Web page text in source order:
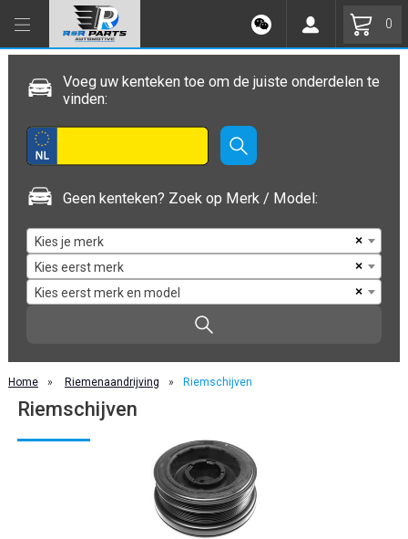
0
Voeg uw kenteken toe om de juiste onderdelen te
vinden:
Geen kenteken? Zoek op Merk / Model:
×
Kies je merk
×
Kies eerst merk
×
Kies eerst merk en model
Home » Riemenaandrijving » Riemschijven
Riemschijven